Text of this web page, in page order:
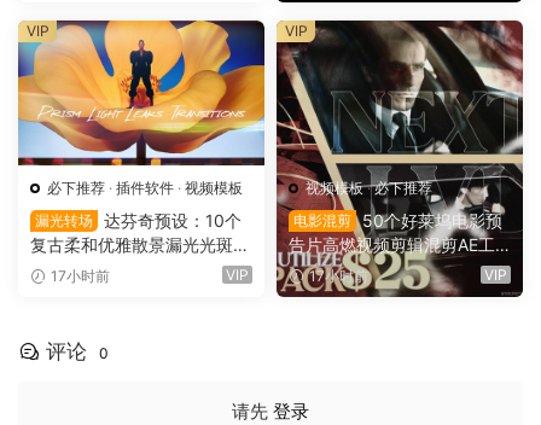
必下推荐 · 插件软件 · 视频模板
漏光转场 达芬奇预设：10个
复古柔和优雅散景漏光光斑划
痕纹理叠加4K无缝转场过渡
17小时前 VIP
VIP
视频模板·必下推荐
电影混剪
50个好莱坞电影预
告片高燃视频剪辑混剪AE工
程项目文件+AE预设+叠加层
+视频教程 UTILIZE NEXTLV
17小时前 VIP
VIP
评论 0
请先 登录